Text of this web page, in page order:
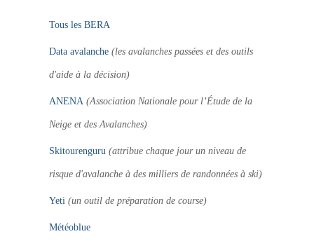
Tous les BERA
Data avalanche (les avalanches passées et des outils
d'aide à la décision)
ANENA (Association Nationale pour l’Étude de la
Neige et des Avalanches)
Skitourenguru (attribue chaque jour un niveau de
risque d'avalanche à des milliers de randonnées à ski)
Yeti (un outil de préparation de course)
Météoblue